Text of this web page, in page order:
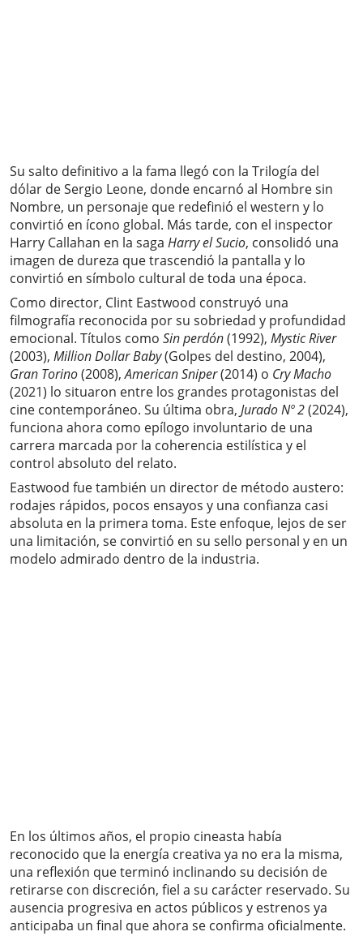
Su salto definitivo a la fama llegó con la Trilogía del
dólar de Sergio Leone, donde encarnó al Hombre sin
Nombre, un personaje que redefinió el western y lo
convirtió en ícono global. Más tarde, con el inspector
Harry Callahan en la saga Harry el Sucio, consolidó una
imagen de dureza que trascendió la pantalla y lo
convirtió en símbolo cultural de toda una época.
Como director, Clint Eastwood construyó una
filmografía reconocida por su sobriedad y profundidad
emocional. Títulos como Sin perdón(1992), Mystic River
(2003), Million Dollar Baby(Golpes del destino, 2004),
Gran Torino(2008),American Sniper(2014) o Cry Macho
(2021) lo situaron entre los grandes protagonistas del
cine contemporáneo. Su última obra, Jurado Nº 2(2024),
funciona ahora como epílogo involuntario de una
carrera marcada por la coherencia estilística y el
control absoluto del relato.
Eastwood fue también un director de método austero:
rodajes rápidos, pocos ensayos y una confianza casi
absoluta en la primera toma. Este enfoque, lejos de ser
una limitación, se convirtió en su sello personal y en un
modelo admirado dentro de la industria.
En los últimos años, el propio cineasta había
reconocido que la energía creativa ya no era la misma,
una reflexión que terminó inclinando su decisión de
retirarse con discreción, fiel a su carácter reservado. Su
ausencia progresiva en actos públicos y estrenos ya
anticipaba un final que ahora se confirma oficialmente.